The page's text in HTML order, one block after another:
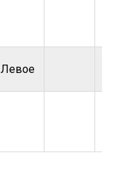
Левое